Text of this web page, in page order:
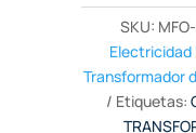
SKU:
Electricidad
Transformador
Etiquetas: